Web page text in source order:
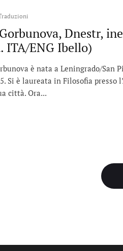
Dnestr,
ITA/ENG Ibello)
è nata a Leningrado/San
Si è laureata in Filosofia presso
città. Ora...